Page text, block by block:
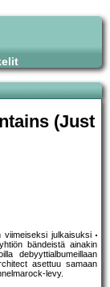
(Just
viimeiseksi julkaisuksi
bändeistä ainakin
debyyttialbumeillaan
asettuu samaan
levy.